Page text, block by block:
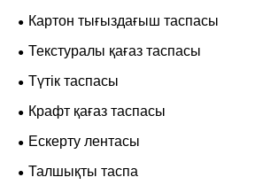
Картон тығыздағыш таспасы
Текстуралы қағаз таспасы
Түтік таспасы
Крафт қағаз таспасы
Ескерту лентасы
Талшықты таспа